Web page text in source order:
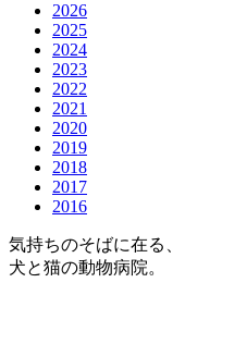
2026
2025
2024
2023
2022
2021
2020
2019
2018
2017
2016
気持ちのそばに在る、
犬と猫の動物病院。